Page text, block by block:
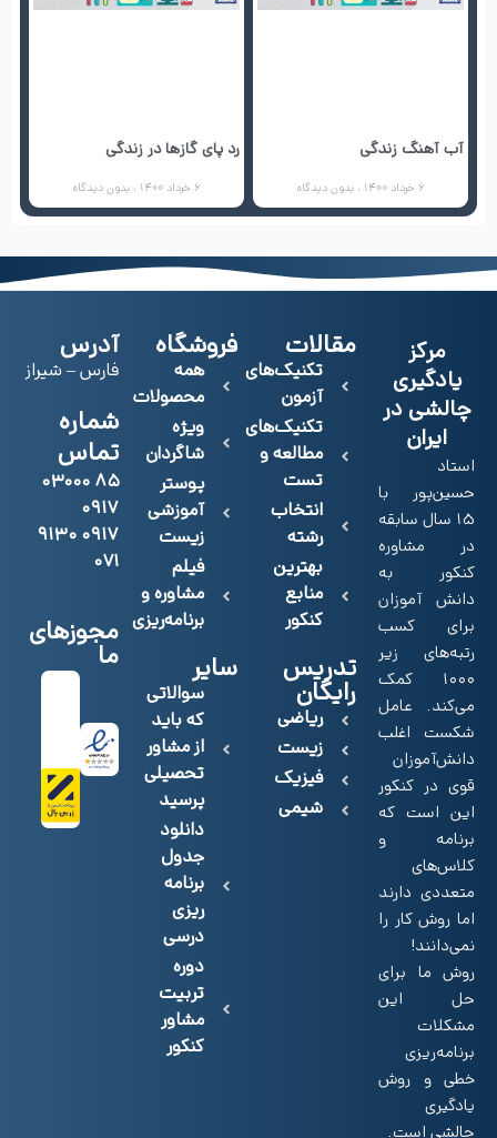
آب آهنگ زندگی
6 خرداد 1400 بدون دیدگاه
رد پای گازها در زندگی
6 خرداد 1400 بدون دیدگاه
مرکز
یادگیری
چالشی در
ایران
استاد
حسین‌پور با
15 سال سابقه
در مشاوره
کنکور به
دانش آموزان
برای کسب
رتبه‌های زیر
۱۰۰۰ کمک
می‌کند. عامل
شکست اغلب
دانش‌آموزان
قوی در کنکور
این است که
برنامه و
کلاس‌های
متعددی دارند
اما روش کار را
نمی‌دانند!
روش‌ ما برای
حل این
مشکلات
برنامه‌ریزی
خطی و روش
یادگیری
مقالات
تکنیک‌های
آزمون
تکنیک‌های
مطالعه و
تست
انتخاب
رشته
بهترین
منابع
کنکور
تدریس
رایگان
ریاضی
زیست
فیزیک
شیمی
فروشگاه
همه
محصولات
ویژه
شاگردان
پوستر
آموزشی
زیست
فیلم
مشاوره و
برنامه‌ریزی
سایر
سوالاتی
که باید
از مشاور
تحصیلی
پرسید
دانلود
جدول
برنامه
ریزی
درسی
دوره
تربیت
مشاور
کنکور
آدرس
فارس – شیراز
شماره
تماس
۸۵ ۰۳۰۰۰
۰۹۱۷
۰۹۱۷ ۹۱۳۰
۰۷۱
مجوزهای
ما